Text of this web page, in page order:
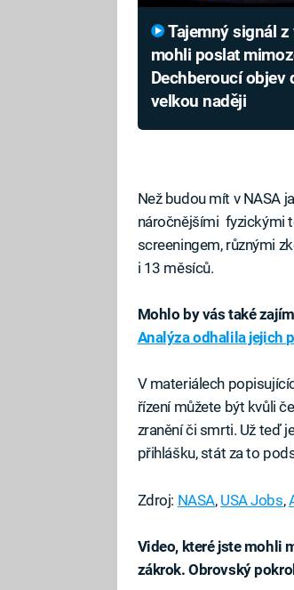
Tajemný signál z vesmíru
mohli poslat
Dechberoucí objev
velkou naději
Než budou mít v NASA
náročnějšími fyzickými
screeningem, různými
i 13 měsíců.
Mohlo by vás také
Analýza odhalila jejich
V materiálech
řízení můžete být kvůli
zranění či smrti. Už teď
přihlášku, stát za to
Zdroj: NASA, USA Jobs,
Video, které jste mohli
zákrok. Obrovský